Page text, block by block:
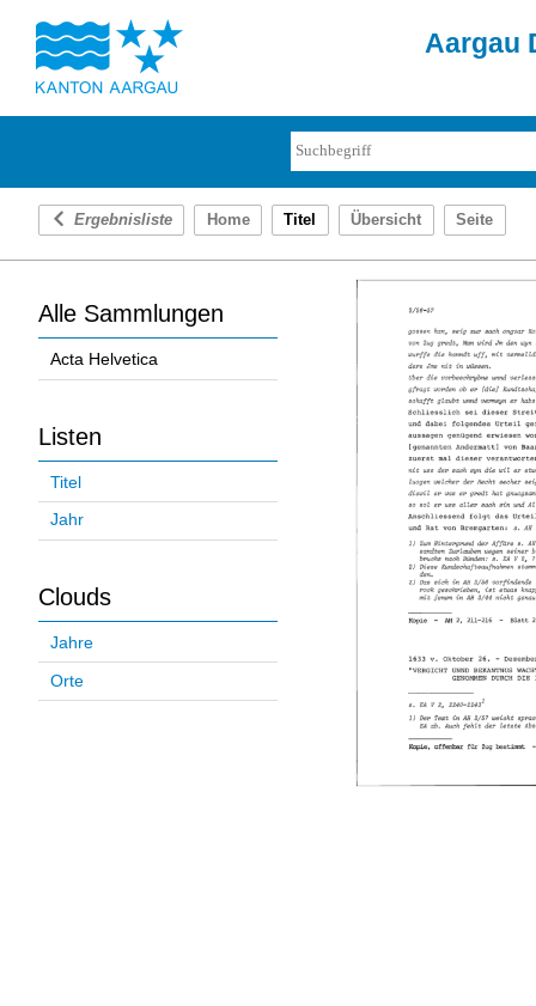
Aargau
Ergebnisliste Home Titel Übersicht Seite
Alle Sammlungen
Acta Helvetica
Listen
Titel
Jahr
Clouds
Jahre
Orte